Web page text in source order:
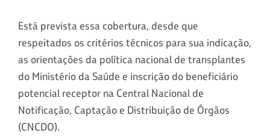
Está prevista essa cobertura, desde que
respeitados os critérios técnicos para sua indicação,
as orientações da política nacional de transplantes
do Ministério da Saúde e inscrição do beneficiário
potencial receptor na Central Nacional de
Notificação, Captação e Distribuição de Órgãos
(CNCDO).